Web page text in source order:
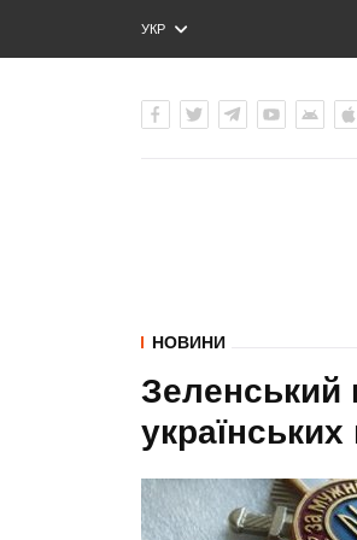
УКР
ENG
НОВИНИ
Зеленський
українських